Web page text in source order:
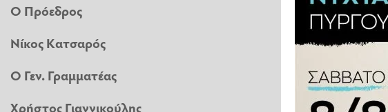
Ο Πρόεδρος
Νίκος Κατσαρός
Ο Γεν. Γραμματέας
Χρήστος Γιαννικούλης